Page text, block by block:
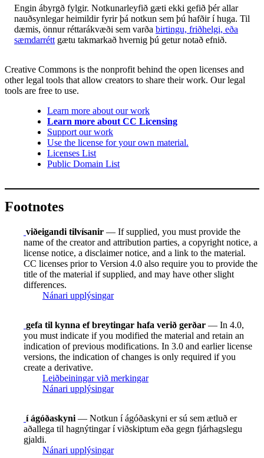
Engin ábyrgð fylgir. Notkunarleyfið gæti ekki gefið þér allar
nauðsynlegar heimildir fyrir þá notkun sem þú hafðir í huga. Til
dæmis, önnur réttarákvæði sem varða birtingu, friðhelgi, eða
sæmdarrétt gætu takmarkað hvernig þú getur notað efnið.
Creative Commons is the nonprofit behind the open licenses and
other legal tools that allow creators to share their work. Our legal
tools are free to use.
Learn more about our work
Learn more about CC Licensing
Support our work
Use the license for your own material.
Licenses List
Public Domain List
Footnotes
viðeigandi tilvísanir — If supplied, you must provide the
name of the creator and attribution parties, a copyright notice, a
license notice, a disclaimer notice, and a link to the material.
CC licenses prior to Version 4.0 also require you to provide the
title of the material if supplied, and may have other slight
differences.
Nánari upplýsingar
gefa til kynna ef breytingar hafa verið gerðar — In 4.0,
you must indicate if you modified the material and retain an
indication of previous modifications. In 3.0 and earlier license
versions, the indication of changes is only required if you
create a derivative.
Leiðbeiningar við merkingar
Nánari upplýsingar
í ágóðaskyni — Notkun í ágóðaskyni er sú sem ætluð er
aðallega til hagnýtingar í viðskiptum eða gegn fjárhagslegu
gjaldi.
Nánari upplýsingar